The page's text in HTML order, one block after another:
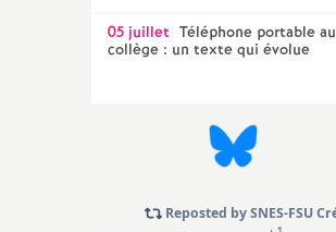
05 juillet Téléphone portable au
collège : un texte qui évolue